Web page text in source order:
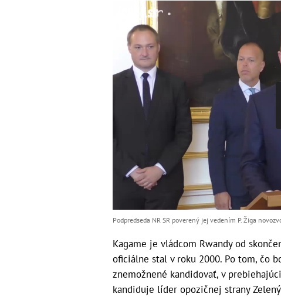
Podpredseda NR SR poverený jej vedením P. Žiga
Kagame je vládcom Rwandy od
oficiálne stal v roku 2000. Po tom, čo
znemožnené kandidovať, v
kandiduje líder opozičnej strany